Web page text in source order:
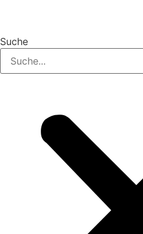
Suche